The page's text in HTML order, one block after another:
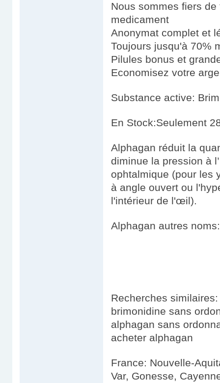
Nous sommes fiers
medicament
Anonymat complet et
Toujours jusqu'à 70%
Pilules bonus et
Economisez votre
Substance active:
En Stock:Seulement
Alphagan réduit la
diminue la pression à
ophtalmique (pour les
à angle ouvert ou
l'intérieur de l'œil).
Alphagan autres
Recherches similaires:
brimonidine sans
alphagan sans
acheter alphagan
France: Nouvelle-
Var, Gonesse,